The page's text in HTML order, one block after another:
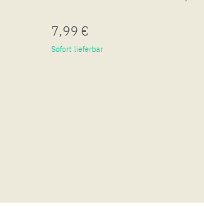
7,99 €
Sofort lieferbar